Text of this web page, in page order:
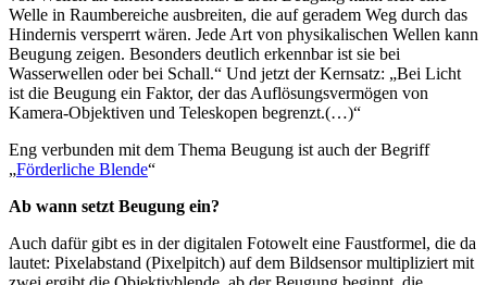
Welle in Raumbereiche ausbreiten, die auf geradem Weg durch das
Hindernis versperrt wären. Jede Art von physikalischen Wellen kann
Beugung zeigen. Besonders deutlich erkennbar ist sie bei
Wasserwellen oder bei Schall.“ Und jetzt der Kernsatz: „Bei Licht
ist die Beugung ein Faktor, der das Auflösungsvermögen von
Kamera-Objektiven und Teleskopen begrenzt.(…)“
Eng verbunden mit dem Thema Beugung ist auch der Begriff
„Förderliche Blende“
Ab wann setzt Beugung ein?
Auch dafür gibt es in der digitalen Fotowelt eine Faustformel, die da
lautet: Pixelabstand (Pixelpitch) auf dem Bildsensor multipliziert mit